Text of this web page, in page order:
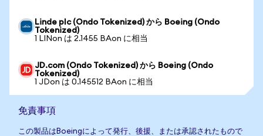
Linde plc (Ondo Tokenized) から Boeing (Ondo
Tokenized)
1 LINon は 2.1455 BAon に相当
JD.com (Ondo Tokenized) から Boeing (Ondo
Tokenized)
1 JDon は 0.145512 BAon に相当
免責事項
この製品はBoeingによって発行、後援、または承認されたもので